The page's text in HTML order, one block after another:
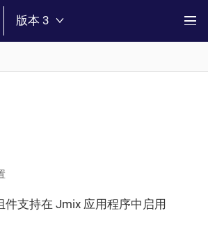
版本 3
件支持在 Jmix 应用程序中启用